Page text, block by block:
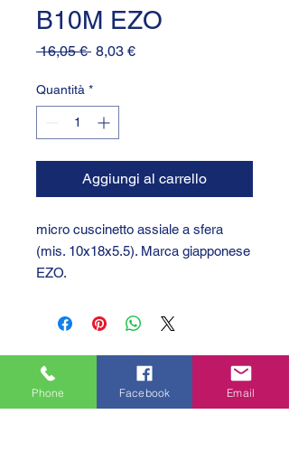
B10M EZO
16,05 € Prezzo
8,03 €Prezzo
Quantità *
Aggiungi al carrello
micro cuscinetto assiale a sfera
(mis. 10x18x5.5). Marca giapponese
EZO.
Phone Facebook Email